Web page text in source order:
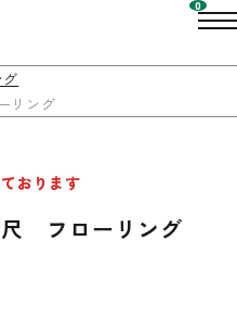
リング
おります
フローリング